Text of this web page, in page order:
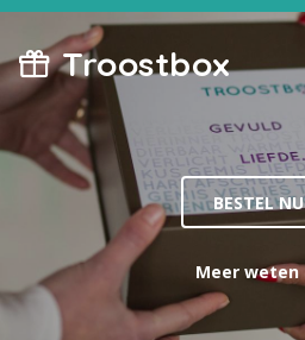
Troostbox
BESTEL NU
Meer weten